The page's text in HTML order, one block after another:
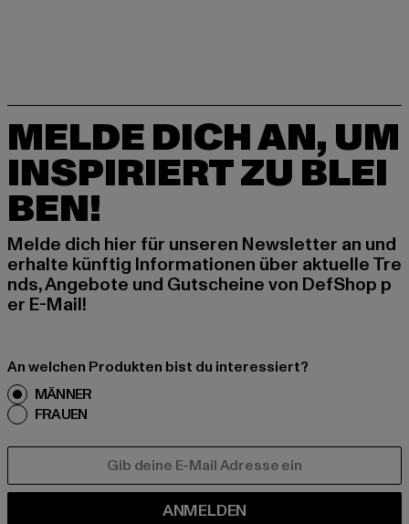
MELDE DICH AN, UM
INSPIRIERT ZU BLEI
BEN!
Melde dich hier für unseren Newsletter an und
erhalte künftig Informationen über aktuelle Tre
nds, Angebote und Gutscheine von DefShop p
er E-Mail!
An welchen Produkten bist du interessiert?
MÄNNER
FRAUEN
ANMELDEN